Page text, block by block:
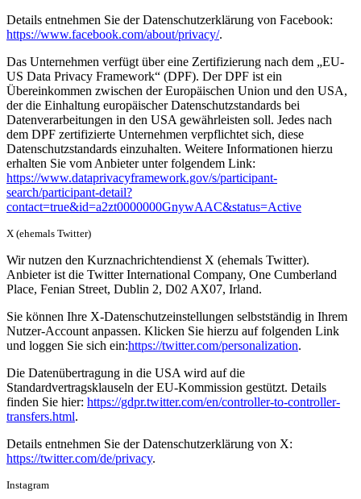
Details entnehmen Sie der Datenschutzerklärung von Facebook:
https://www.facebook.com/about/privacy/.
Das Unternehmen verfügt über eine Zertifizierung nach dem „EU-
US Data Privacy Framework“ (DPF). Der DPF ist ein
Übereinkommen zwischen der Europäischen Union und den USA,
der die Einhaltung europäischer Datenschutzstandards bei
Datenverarbeitungen in den USA gewährleisten soll. Jedes nach
dem DPF zertifizierte Unternehmen verpflichtet sich, diese
Datenschutzstandards einzuhalten. Weitere Informationen hierzu
erhalten Sie vom Anbieter unter folgendem Link:
https://www.dataprivacyframework.gov/s/participant-
search/participant-detail?
contact=true&id=a2zt0000000GnywAAC&status=Active
X (ehemals Twitter)
Wir nutzen den Kurznachrichtendienst X (ehemals Twitter).
Anbieter ist die Twitter International Company, One Cumberland
Place, Fenian Street, Dublin 2, D02 AX07, Irland.
Sie können Ihre X-Datenschutzeinstellungen selbstständig in Ihrem
Nutzer-Account anpassen. Klicken Sie hierzu auf folgenden Link
und loggen Sie sich ein:https://twitter.com/personalization.
Die Datenübertragung in die USA wird auf die
Standardvertragsklauseln der EU-Kommission gestützt. Details
finden Sie hier: https://gdpr.twitter.com/en/controller-to-controller-
transfers.html.
Details entnehmen Sie der Datenschutzerklärung von X:
https://twitter.com/de/privacy.
Instagram